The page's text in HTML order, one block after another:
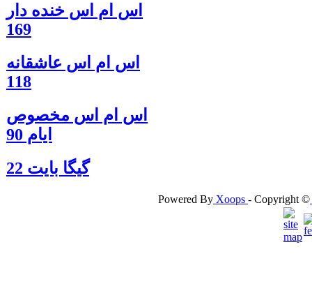
اس ام اس خنده دار
169
اس ام اس عاشقانه
118
اس ام اس مخصوص
ایام 90
گيگا بايت 22
Powered By Xoops - Copyright ©